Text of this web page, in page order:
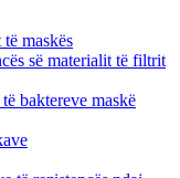
maskës
së materialit të filtrit
baktereve maskë